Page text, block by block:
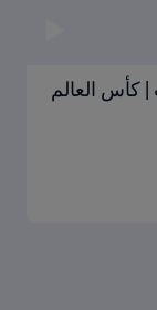
| كأس العالم